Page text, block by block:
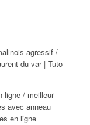
agressif /
du var | Tuto
ligne / meilleur
avec anneau
en ligne